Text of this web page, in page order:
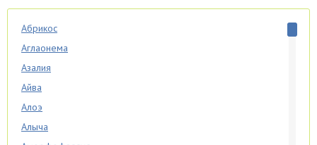
Абрикос
Аглаонема
Азалия
Айва
Алоэ
Алыча